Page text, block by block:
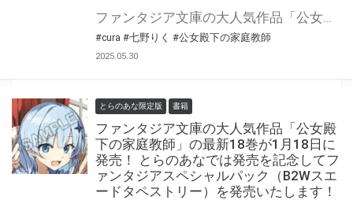
#cura #七野りく #公女殿下の家庭教師
2025.05.30
とらのあな限定版 書籍
ファンタジア文庫の大人気作品「公女殿
下の家庭教師」の最新18巻が1月18日に
発売！ とらのあなでは発売を記念してフ
ァンタジアスペシャルパック（B2Wスエ
ードタペストリー）を発売いたします！